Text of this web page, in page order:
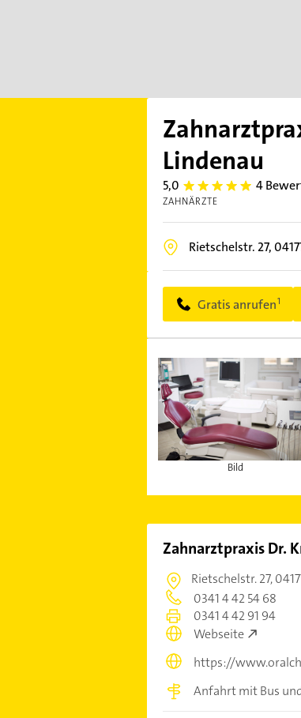
Lindenau
5,0 5.0 4
ZAHNÄRZTE
Rietschelstr. 27,
Gratis anrufen
Bild
Zahnarztpraxis Dr.
Rietschelstr. 27,
0341 4 42 54 68
0341 4 42 91 94
Webseite
https://
Anfahrt mit Bus